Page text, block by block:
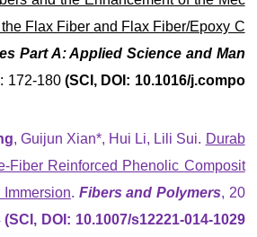
Flax Fiber and Flax Fiber/Epoxy C
Part A: Applied Science and Man
172-180 (SCI, DOI: 10.1016/j.compo
, Guijun Xian*, Hui Li, Lili Sui. Durab
Fiber Reinforced Phenolic Composit
. Fibers and Polymers, 20
(SCI, DOI: 10.1007/s12221-014-1029